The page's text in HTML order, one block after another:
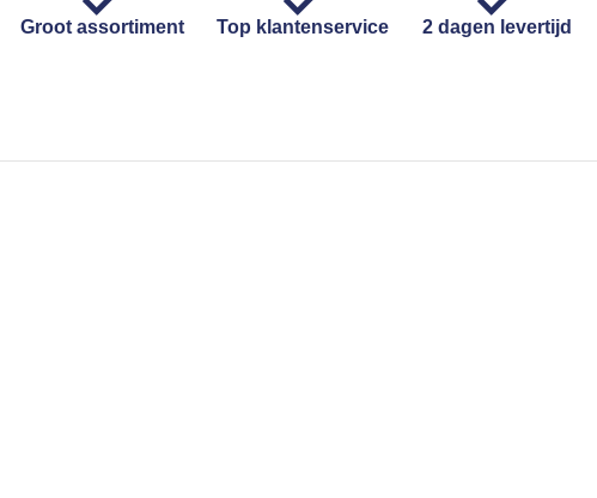
Groot assortiment Top klantenservice 2 dagen levertijd